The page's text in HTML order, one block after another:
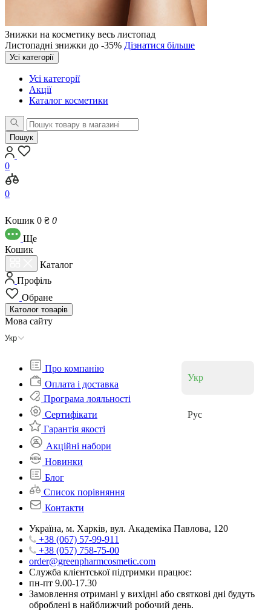
Знижки на косметику весь листопад
Листопадні знижки до -35% Дізнатися більше
Усі категорії
Усі категорії
Акції
Каталог косметики
Пошук
0
0
Kошик 0 ₴ 0
Ще
Кошик
Каталог
Профіль
Обране
Католог товарів
Мова сайту
Укр
Укр
Рус
Про компанію
Оплата і доставка
Програма лояльності
Cертифікати
Гарантія якості
Акційні набори
Новинки
Блог
Список порівняння
Контакти
Україна, м. Харків, вул. Академіка Павлова, 120
+38 (067) 57-99-911
+38 (057) 758-75-00
order@greenpharmcosmetic.com
Служба клієнтської підтримки працює:
пн-пт 9.00-17.30
Замовлення отримані у вихідні або святкові дні будуть
оброблені в найближчий робочий день.